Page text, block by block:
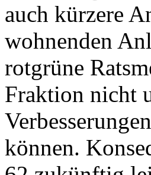
auch kürzere
wohnenden
rotgrüne
Fraktion nicht
können.